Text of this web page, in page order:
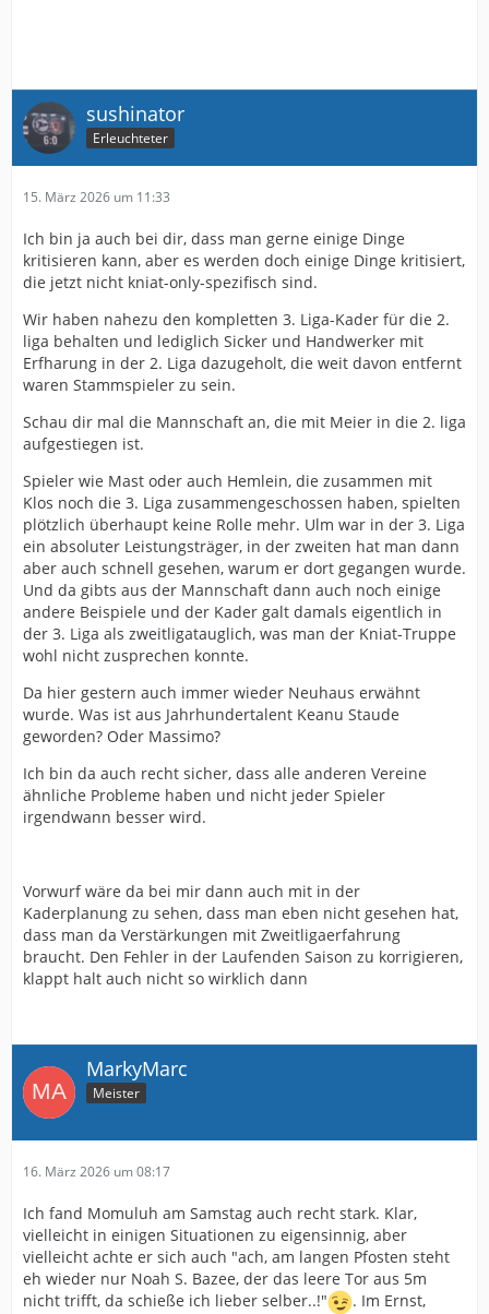
sushinator
Erleuchteter
15. März 2026 um 11:33
Ich bin ja auch bei dir, dass man gerne einige Dinge
kritisieren kann, aber es werden doch einige Dinge kritisiert,
die jetzt nicht kniat-only-spezifisch sind.
Wir haben nahezu den kompletten 3. Liga-Kader für die 2.
liga behalten und lediglich Sicker und Handwerker mit
Erfharung in der 2. Liga dazugeholt, die weit davon entfernt
waren Stammspieler zu sein.
Schau dir mal die Mannschaft an, die mit Meier in die 2. liga
aufgestiegen ist.
Spieler wie Mast oder auch Hemlein, die zusammen mit
Klos noch die 3. Liga zusammengeschossen haben, spielten
plötzlich überhaupt keine Rolle mehr. Ulm war in der 3. Liga
ein absoluter Leistungsträger, in der zweiten hat man dann
aber auch schnell gesehen, warum er dort gegangen wurde.
Und da gibts aus der Mannschaft dann auch noch einige
andere Beispiele und der Kader galt damals eigentlich in
der 3. Liga als zweitligatauglich, was man der Kniat-Truppe
wohl nicht zusprechen konnte.
Da hier gestern auch immer wieder Neuhaus erwähnt
wurde. Was ist aus Jahrhundertalent Keanu Staude
geworden? Oder Massimo?
Ich bin da auch recht sicher, dass alle anderen Vereine
ähnliche Probleme haben und nicht jeder Spieler
irgendwann besser wird.
Vorwurf wäre da bei mir dann auch mit in der
Kaderplanung zu sehen, dass man eben nicht gesehen hat,
dass man da Verstärkungen mit Zweitligaerfahrung
braucht. Den Fehler in der Laufenden Saison zu korrigieren,
klappt halt auch nicht so wirklich dann
MarkyMarc
Meister
16. März 2026 um 08:17
Ich fand Momuluh am Samstag auch recht stark. Klar,
vielleicht in einigen Situationen zu eigensinnig, aber
vielleicht achte er sich auch "ach, am langen Pfosten steht
eh wieder nur Noah S. Bazee, der das leere Tor aus 5m
nicht trifft, da schieße ich lieber selber..!"
. Im Ernst,